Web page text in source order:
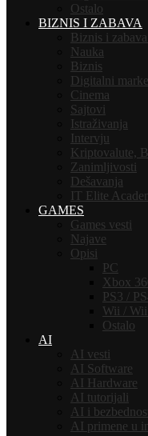
Ostalo
BIZNIS I ZABAVA
Biznis i
Nauka
Biznis
Digitalni
Cinema
Sajtovi
Istraživanja
Intervju
Kriptovalute,
Zanimljivosti
Dešavanja
IT Elite
GAMES
Games vesti
Najave
Opisi
PC
Xbox
PS3 /
Wii /
Ostalo
AI
AI vesti
AI Software
AI Hardware
AI tutorijali
AI i
AI primene u